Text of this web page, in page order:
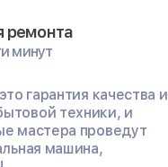
ремонта
минут
гарантия качества и
техники, и
мастера проведут
машина,